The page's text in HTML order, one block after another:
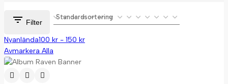
Filter
Nyanlända100 kr - 150 kr
Avmarkera Alla